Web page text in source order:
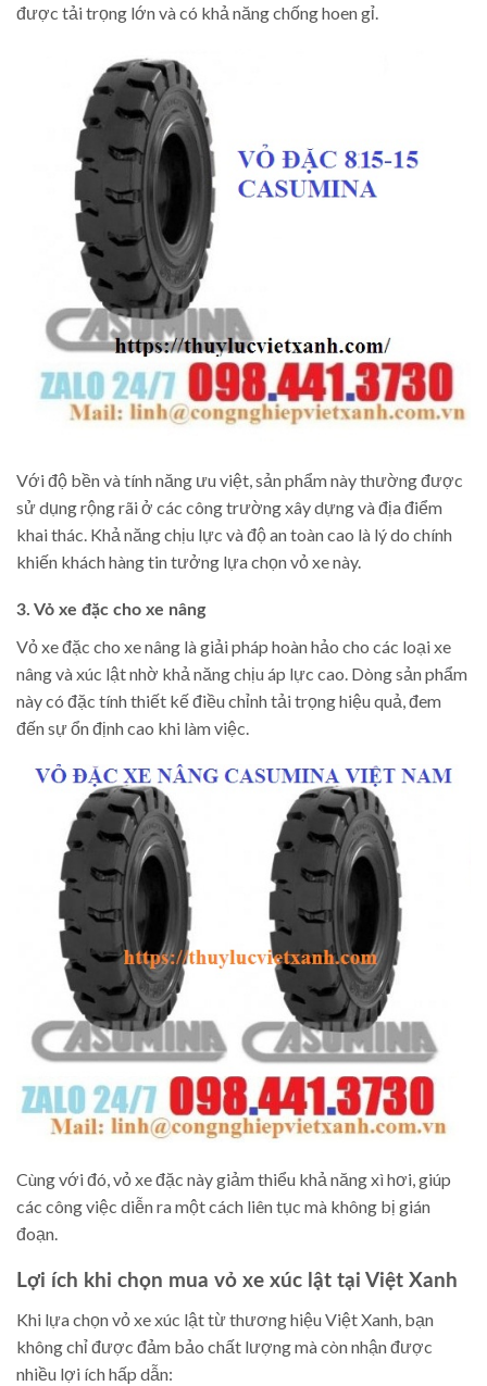
được tải trọng lớn và có khả năng chống hoen gỉ.
Với độ bền và tính năng ưu việt, sản phẩm này thường được
sử dụng rộng rãi ở các công trường xây dựng và địa điểm
khai thác. Khả năng chịu lực và độ an toàn cao là lý do chính
khiến khách hàng tin tưởng lựa chọn vỏ xe này.
3. Vỏ xe đặc cho xe nâng
Vỏ xe đặc cho xe nâng là giải pháp hoàn hảo cho các loại xe
nâng và xúc lật nhờ khả năng chịu áp lực cao. Dòng sản phẩm
này có đặc tính thiết kế điều chỉnh tải trọng hiệu quả, đem
đến sự ổn định cao khi làm việc.
Cùng với đó, vỏ xe đặc này giảm thiểu khả năng xì hơi, giúp
các công việc diễn ra một cách liên tục mà không bị gián
đoạn.
Lợi ích khi chọn mua vỏ xe xúc lật tại Việt Xanh
Khi lựa chọn vỏ xe xúc lật từ thương hiệu Việt Xanh, bạn
không chỉ được đảm bảo chất lượng mà còn nhận được
nhiều lợi ích hấp dẫn: